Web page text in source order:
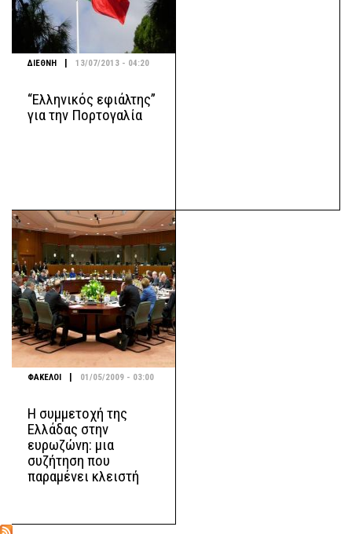
ΔΙΕΘΝΗ | 13/07/2013 - 04:20
“Ελληνικός εφιάλτης”
για την Πορτογαλία
ΦΑΚΕΛΟΙ | 01/05/2009 - 03:00
Η συμμετοχή της
Ελλάδας στην
ευρωζώνη: μια
συζήτηση που
παραμένει κλειστή